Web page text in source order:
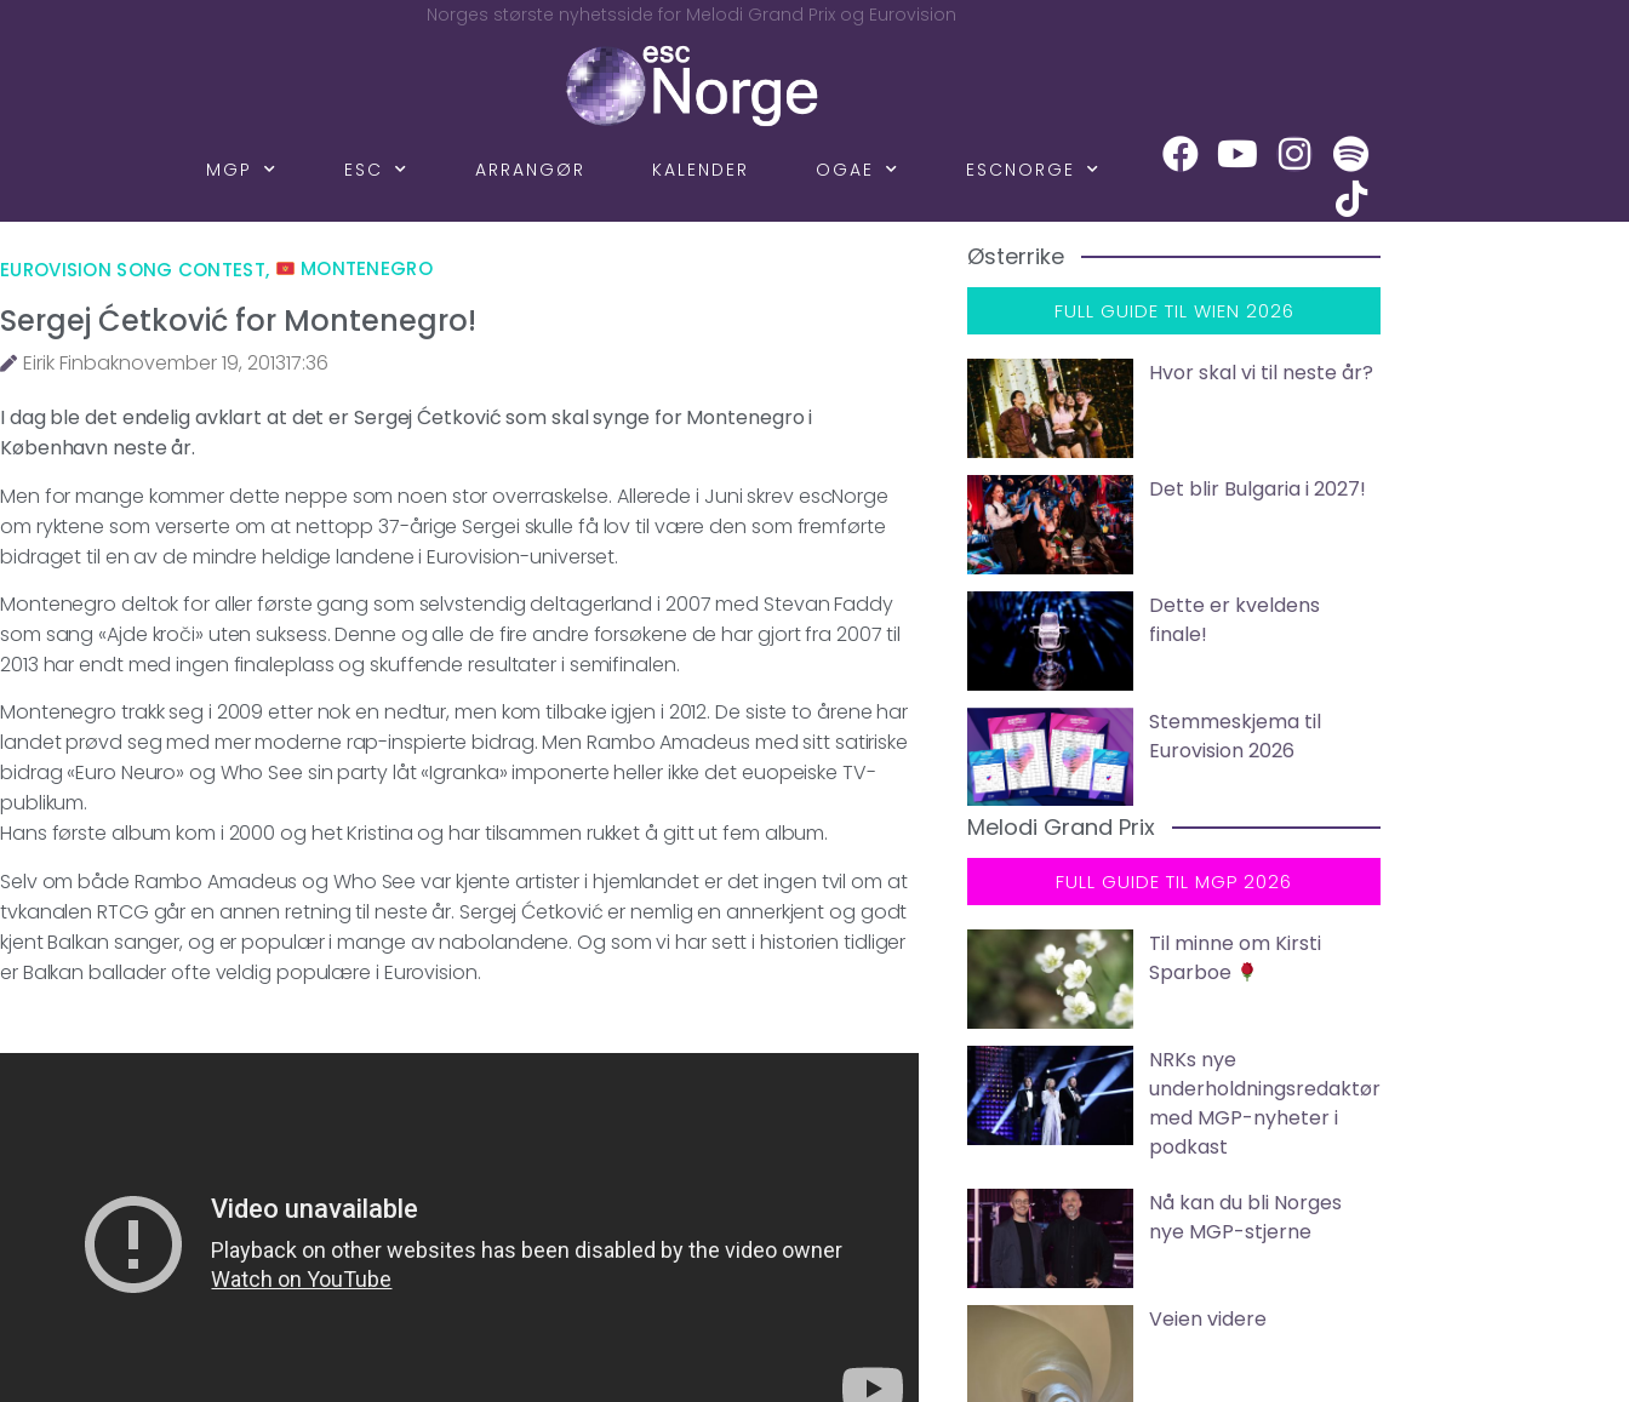
Norges største nyhetsside for Melodi Grand Prix og Eurovision
MGP ESC ARRANGØR KALENDER OGAE ESCNORGE
EUROVISION SONG CONTEST, MONTENEGRO
Sergej Ćetković for Montenegro!
Eirik Finbaknovember 19, 201317:36
I dag ble det endelig avklart at det er Sergej Ćetković som skal synge for Montenegro i
København neste år.
Men for mange kommer dette neppe som noen stor overraskelse. Allerede i Juni skrev escNorge
om ryktene som verserte om at nettopp 37-årige Sergei skulle få lov til være den som fremførte
bidraget til en av de mindre heldige landene i Eurovision-universet.
Montenegro deltok for aller første gang som selvstendig deltagerland i 2007 med Stevan Faddy
som sang «Ajde kroči» uten suksess. Denne og alle de fire andre forsøkene de har gjort fra 2007 til
2013 har endt med ingen finaleplass og skuffende resultater i semifinalen.
Montenegro trakk seg i 2009 etter nok en nedtur, men kom tilbake igjen i 2012. De siste to årene har
landet prøvd seg med mer moderne rap-inspierte bidrag. Men Rambo Amadeus med sitt satiriske
bidrag «Euro Neuro» og Who See sin party låt «Igranka» imponerte heller ikke det euopeiske TV-
publikum.
Hans første album kom i 2000 og het Kristina og har tilsammen rukket å gitt ut fem album.
Selv om både Rambo Amadeus og Who See var kjente artister i hjemlandet er det ingen tvil om at
tvkanalen RTCG går en annen retning til neste år. Sergej Ćetković er nemlig en annerkjent og godt
kjent Balkan sanger, og er populær i mange av nabolandene. Og som vi har sett i historien tidliger
er Balkan ballader ofte veldig populære i Eurovision.
Østerrike
FULL GUIDE TIL WIEN 2026
Hvor skal vi til neste år?
Det blir Bulgaria i 2027!
Dette er kveldens
finale!
Stemmeskjema til
Eurovision 2026
Melodi Grand Prix
FULL GUIDE TIL MGP 2026
Til minne om Kirsti
Sparboe
NRKs nye
underholdningsredaktør
med MGP-nyheter i
podkast
Nå kan du bli Norges
nye MGP-stjerne
Veien videre